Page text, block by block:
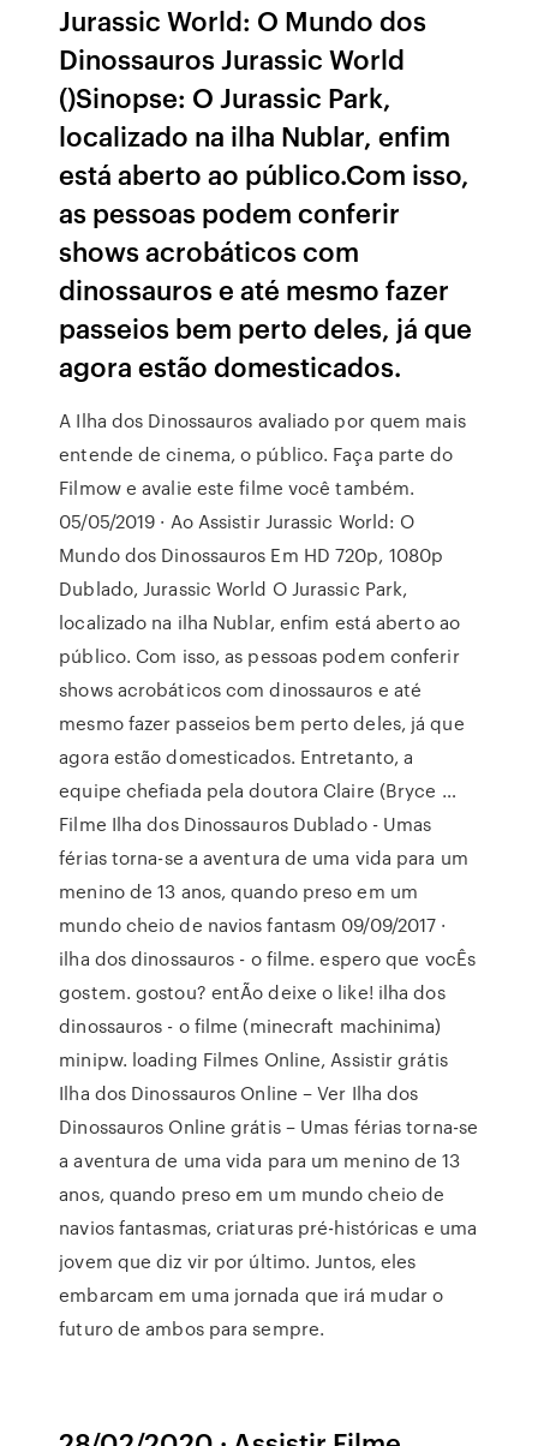
Jurassic World: O Mundo dos
Dinossauros Jurassic World
()Sinopse: O Jurassic Park,
localizado na ilha Nublar, enfim
está aberto ao público.Com isso,
as pessoas podem conferir
shows acrobáticos com
dinossauros e até mesmo fazer
passeios bem perto deles, já que
agora estão domesticados.
A Ilha dos Dinossauros avaliado por quem mais
entende de cinema, o público. Faça parte do
Filmow e avalie este filme você também.
05/05/2019 · Ao Assistir Jurassic World: O
Mundo dos Dinossauros Em HD 720p, 1080p
Dublado, Jurassic World O Jurassic Park,
localizado na ilha Nublar, enfim está aberto ao
público. Com isso, as pessoas podem conferir
shows acrobáticos com dinossauros e até
mesmo fazer passeios bem perto deles, já que
agora estão domesticados. Entretanto, a
equipe chefiada pela doutora Claire (Bryce …
Filme Ilha dos Dinossauros Dublado - Umas
férias torna-se a aventura de uma vida para um
menino de 13 anos, quando preso em um
mundo cheio de navios fantasm 09/09/2017 ·
ilha dos dinossauros - o filme. espero que vocÊs
gostem. gostou? entÃo deixe o like! ilha dos
dinossauros - o filme (minecraft machinima)
minipw. loading Filmes Online, Assistir grátis
Ilha dos Dinossauros Online – Ver Ilha dos
Dinossauros Online grátis – Umas férias torna-se
a aventura de uma vida para um menino de 13
anos, quando preso em um mundo cheio de
navios fantasmas, criaturas pré-históricas e uma
jovem que diz vir por último. Juntos, eles
embarcam em uma jornada que irá mudar o
futuro de ambos para sempre.